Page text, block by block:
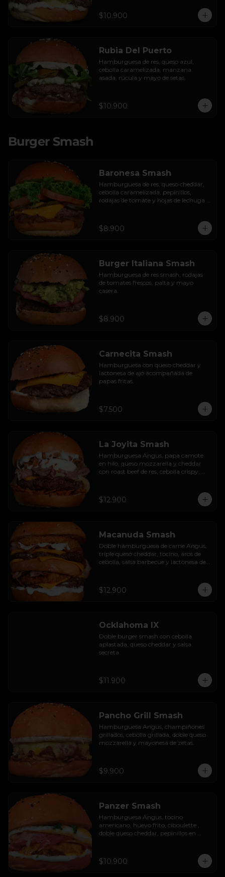
$10.900
Rubia Del Puerto
Hamburguesa de res, queso azul,
cebolla caramelizada, manzana
asada, rúcula y mayo de setas.
$10.900
Burger Smash
Baronesa Smash
Hamburguesa de res, queso cheddar,
cebolla caramelizada, pepinillos,
rodajas de tomate y hojas de lechuga
$8.900
Burger Italiana Smash
Hamburguesa de res smash, rodajas
de tomates frescos, palta y mayo
casera.
$8.900
Carnecita Smash
Hamburguesa con queso cheddar y
lactonesa de ajo acompañada de
papas fritas.
$7.500
La Joyita Smash
Hamburguesa Angus, papa camote
en hilo, queso mozzarella y cheddar
con roast beef de res, cebolla crispy,
$12.900
Macanuda Smash
Doble hamburguesa de carne Angus,
triple queso cheddar, tocino, aros de
cebolla, salsa barbecue y lactonesa de
$12.900
Ocklahoma IX
Doble burger smash con cebolla
aplastada, queso cheddar y salsa
secreta
$11.900
Pancho Grill Smash
Hamburguesa Angus, champiñones
grillados, cebolla grillada, doble queso
mozzarella y mayonesa de zetas.
$9.900
Panzer Smash
Hamburguesa Angus, tocino
americano, huevo frito, ciboulette ,
doble queso cheddar, pepinillos en
$10.900